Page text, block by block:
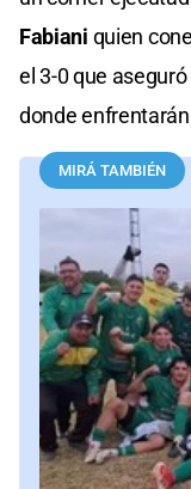
Fabiani quien
el 3-0 que
donde enfrentarán
MIRÁ TAMBIÉN